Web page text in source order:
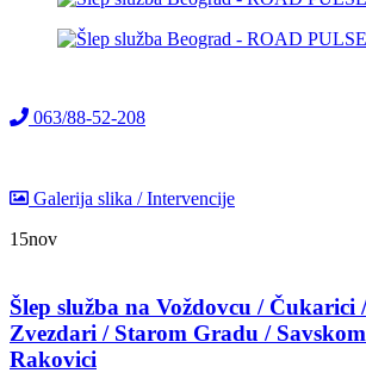
063/88-52-208
Galerija slika / Intervencije
15nov
Šlep služba na Voždovcu / Čukarici
Zvezdari / Starom Gradu /
Rakovici